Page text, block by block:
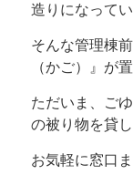
造りになって
そんな管理棟
（かご）』が
ただいま、ご
の被り物を貸
お気軽に窓口